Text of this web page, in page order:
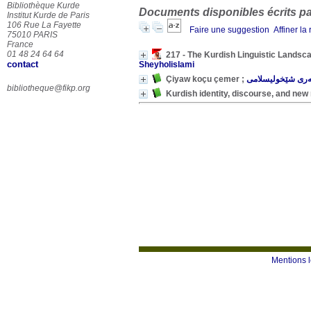
Documents disponibles écrits
Faire une suggestion Affiner la
217 - The Kurdish Linguistic
Sheyholislami
شێخولیسلامی
Kurdish identity, discourse, and new
Mentions
Bibliothèque Kurde
Institut Kurde de Paris
106 Rue La Fayette
75010 PARIS
France
01 48 24 64 64
contact
bibliotheque@fikp.org